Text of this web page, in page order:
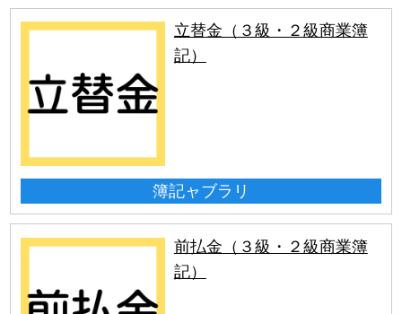
立替金（３級・２級商業簿
記）
簿記ャブラリ
前払金（３級・２級商業簿
記）